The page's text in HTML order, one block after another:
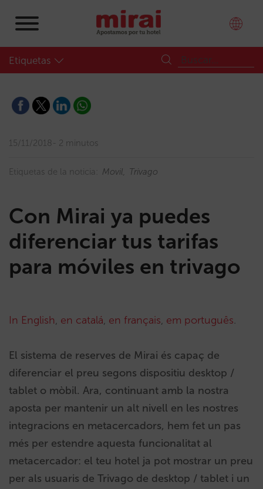
Etiquetas
15/11/2018 2 minutos
Etiquetas de la noticia: Movil Trivago
Con Mirai ya puedes
diferenciar tus tarifas
para móviles en trivago
In English, en catalá, en français, em português.
El sistema de reserves de Mirai és capaç de
diferenciar el preu segons dispositiu desktop /
tablet o mòbil. Ara, continuant amb la nostra
aposta per mantenir un alt nivell en les nostres
integracions en metacercadors, hem fet un pas
més per estendre aquesta funcionalitat al
metacercador: el teu hotel ja pot mostrar un preu
per als usuaris de Trivago de desktop / tablet i un